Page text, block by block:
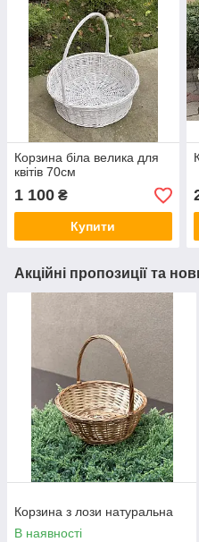
Корзина біла велика для
квітів 70см
1 100 ₴
Купити
Акційні пропозиції та
Корзина з лози натуральна
В наявності